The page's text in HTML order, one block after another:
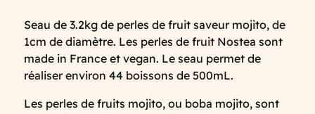
Seau de 3.2kg de perles de fruit saveur mojito, de
1cm de diamètre. Les perles de fruit Nostea sont
made in France et vegan. Le seau permet de
réaliser environ 44 boissons de 500mL.
Les perles de fruits mojito, ou boba mojito, sont